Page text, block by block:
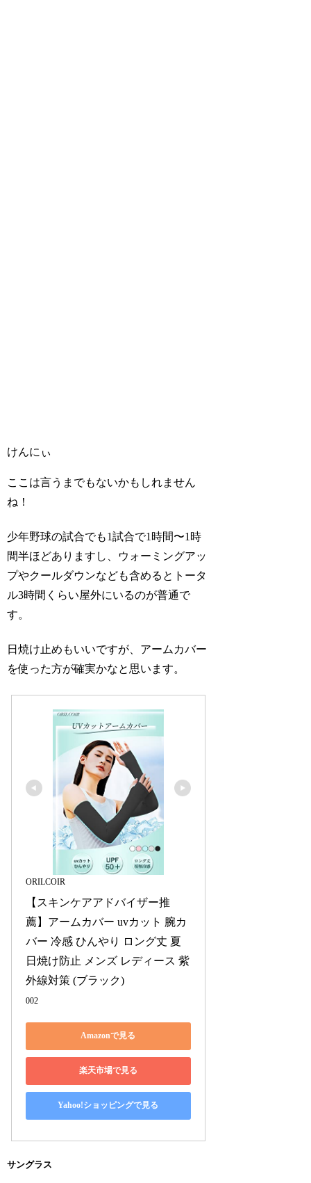
けんにぃ
ここは言うまでもないかもしれません
ね！
少年野球の試合でも1試合で1時間〜1時
間半ほどありますし、ウォーミングアッ
プやクールダウンなども含めるとトータ
ル3時間くらい屋外にいるのが普通で
す。
日焼け止めもいいですが、アームカバー
を使った方が確実かなと思います。
ORILCOIR
【スキンケアアドバイザー推
薦】アームカバー uvカット 腕カ
バー 冷感 ひんやり ロング丈 夏
日焼け防止 メンズ レディース 紫
外線対策 (ブラック)
002
Amazonで見る
楽天市場で見る
Yahoo!ショッピングで見る
サングラス